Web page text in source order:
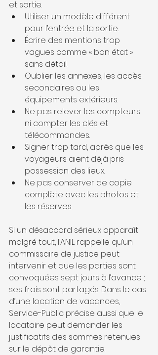
et sortie.
Utiliser un modèle différent
pour l’entrée et la sortie.
Écrire des mentions trop
vagues comme « bon état »
sans détail.
Oublier les annexes, les accès
secondaires ou les
équipements extérieurs.
Ne pas relever les compteurs
ni compter les clés et
télécommandes.
Signer trop tard, après que les
voyageurs aient déjà pris
possession des lieux.
Ne pas conserver de copie
complète avec les photos et
les réserves.
Si un désaccord sérieux apparaît
malgré tout, l’ANIL rappelle qu’un
commissaire de justice peut
intervenir et que les parties sont
convoquées sept jours à l’avance ;
ses frais sont partagés. Dans le cas
d’une location de vacances,
Service-Public précise aussi que le
locataire peut demander les
justificatifs des sommes retenues
sur le dépôt de garantie.